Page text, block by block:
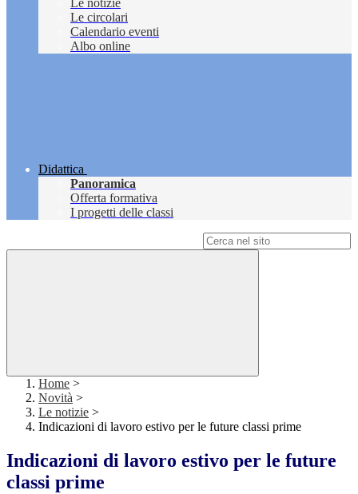
Le notizie
Le circolari
Calendario eventi
Albo online
Didattica
Panoramica
Offerta formativa
I progetti delle classi
Home >
Novità >
Le notizie >
Indicazioni di lavoro estivo per le future classi prime
Indicazioni di lavoro estivo per le future
classi prime